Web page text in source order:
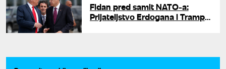
Fidan pred samit NATO-a:
Prijateljstvo Erdogana i Trampa